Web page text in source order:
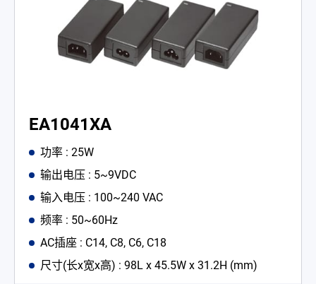
EA1041XA
功率 : 25W
输出电压 : 5~9VDC
输入电压 : 100~240 VAC
频率 : 50~60Hz
AC插座 : C14, C8, C6, C18
尺寸(长x宽x高) : 98L x 45.5W x 31.2H (mm)